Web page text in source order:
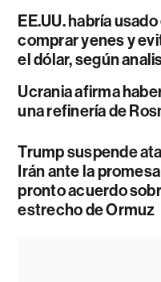
EE.UU. habría
comprar yenes y
el dólar, según
Ucrania afirma
una refinería de
Trump suspende
Irán ante la
pronto acuerdo
estrecho de Ormuz